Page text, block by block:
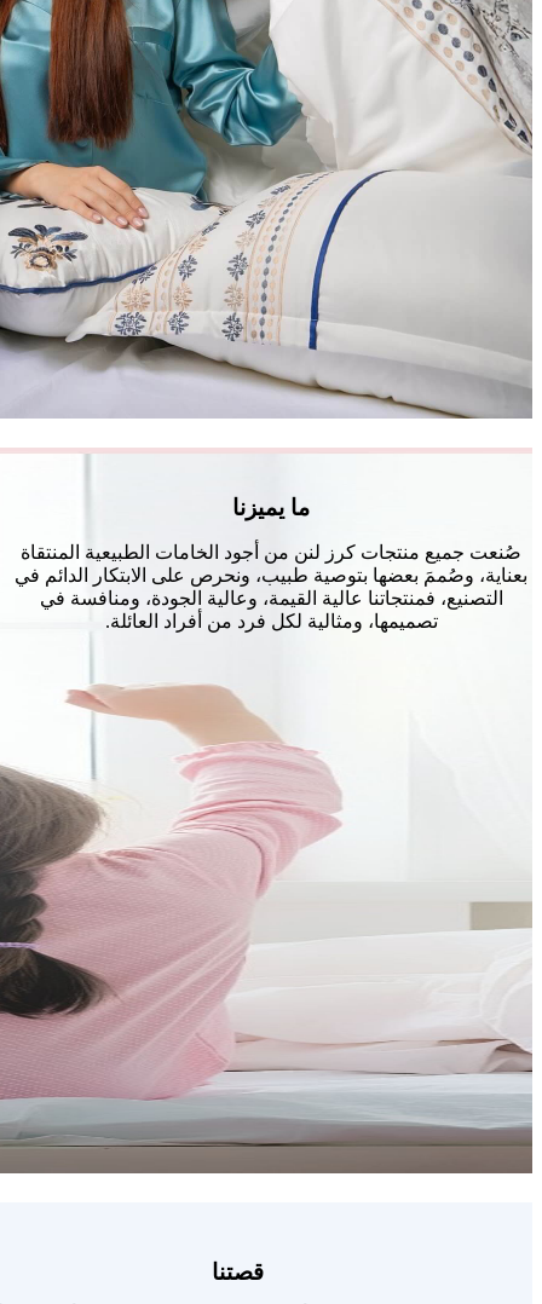
ما يميزنا
صُنعت جميع منتجات كرز لنن من أجود الخامات الطبيعية المنتقاة
بعناية، وصُممَ بعضها بتوصية طبيب، ونحرص على الابتكار الدائم في
التصنيع، فمنتجاتنا عالية القيمة، وعالية الجودة، ومنافسة في
تصميمها، ومثالية لكل فرد من أفراد العائلة.
قصتنا